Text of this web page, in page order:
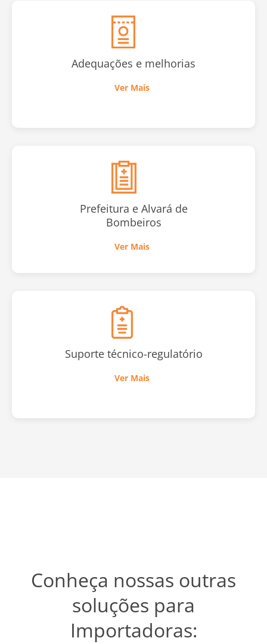
Adequações e melhorias
Ver Mais
Prefeitura e Alvará de
Bombeiros
Ver Mais
Suporte técnico-regulatório
Ver Mais
Conheça nossas outras
soluções para
Importadoras: